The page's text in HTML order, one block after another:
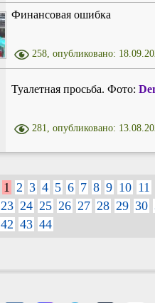
Финансовая ошибка
258, опубликовано:
Туалетная просьба. Фото:
281, опубликовано:
1 2 3 4 5 6 7 8 9 10 11
23 24 25 26 27 28 29 30
42 43 44